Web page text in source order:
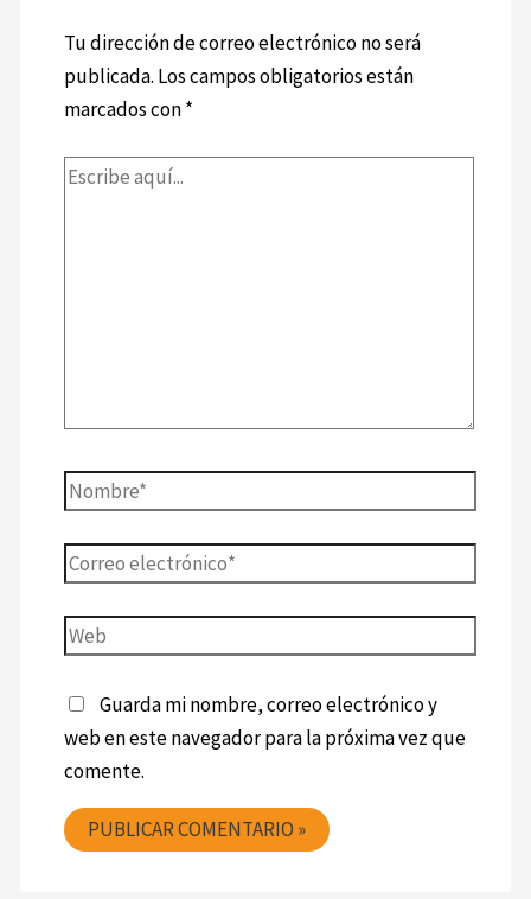
Tu dirección de correo electrónico no será
publicada. Los campos obligatorios están
marcados con*
Guarda mi nombre, correo electrónico y
web en este navegador para la próxima vez que
comente.